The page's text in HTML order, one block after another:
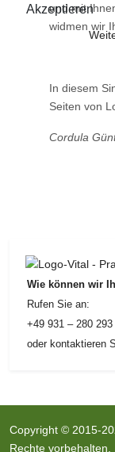
und mit
widmen wir
In diesem
Seiten von
Cordula
Wie können wir
Rufen Sie an:
+49 931 – 280 293
oder kontaktieren
Copyright © 2015-
Rechte vorbehalten.
Akzeptieren